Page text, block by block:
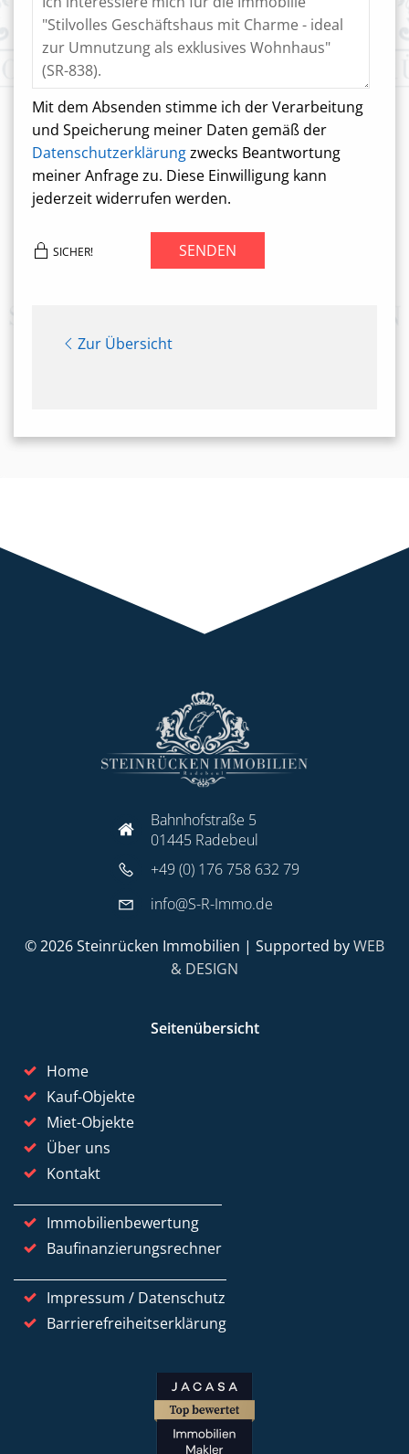
Mit dem Absenden stimme ich der Verarbeitung
und Speicherung meiner Daten gemäß der
Datenschutzerklärungzwecks Beantwortung
meiner Anfrage zu. Diese Einwilligung kann
jederzeit widerrufen werden.
SICHER! SENDEN
Zur Übersicht
Bahnhofstraße 5
01445 Radebeul
+49 (0) 176 758 632 79
info@S-R-Immo.de
© 2026 Steinrücken Immobilien | Supported byWEB
& DESIGN
Seitenübersicht
Home
Kauf-Objekte
Miet-Objekte
Über uns
Kontakt
Immobilienbewertung
Baufinanzierungsrechner
Impressum / Datenschutz
Barrierefreiheitserklärung